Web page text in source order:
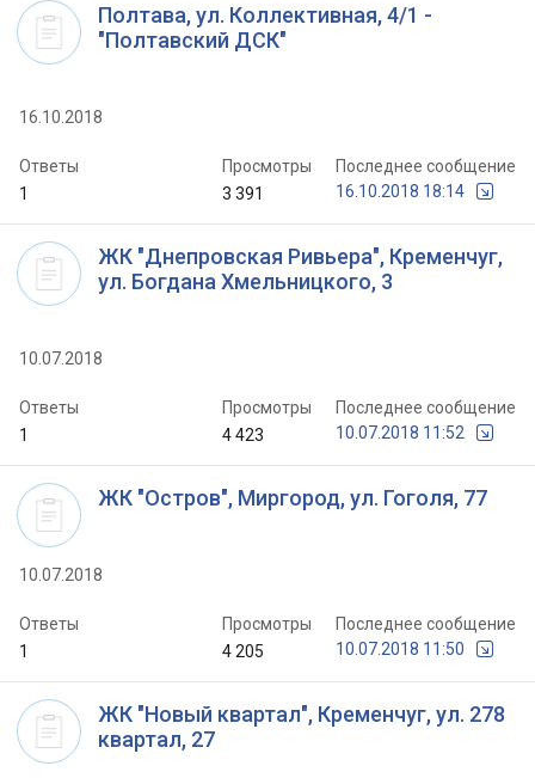
Полтава, ул. Коллективная, 4/1 -
"Полтавский ДСК"
16.10.2018
Ответы
1
Просмотры
3 391
Последнее сообщение
16.10.2018 18:14
ЖК "Днепровская Ривьера", Кременчуг,
ул. Богдана Хмельницкого, 3
10.07.2018
Ответы
1
Просмотры
4 423
Последнее сообщение
10.07.2018 11:52
ЖК "Остров", Миргород, ул. Гоголя, 77
10.07.2018
Ответы
1
Просмотры
4 205
Последнее сообщение
10.07.2018 11:50
ЖК "Новый квартал", Кременчуг, ул. 278
квартал, 27